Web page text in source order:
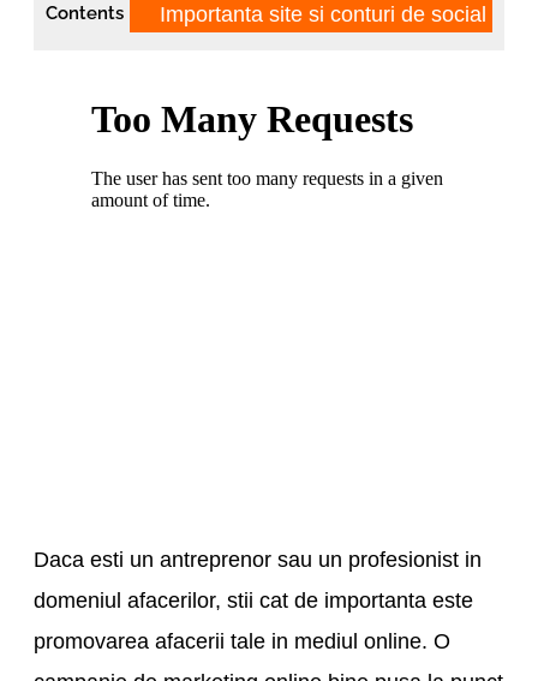
Daca esti un antreprenor sau un profesionist in
domeniul afacerilor, stii cat de importanta este
promovarea afacerii tale in mediul online. O
Contents Importanta site si conturi de social